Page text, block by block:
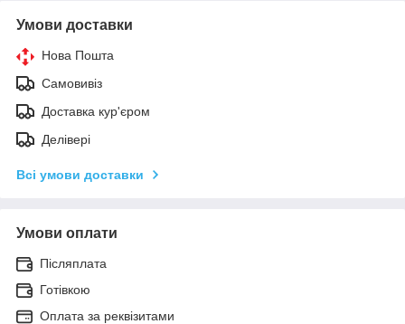
Умови доставки
Нова Пошта
Самовивіз
Доставка кур'єром
Делівері
Всі умови доставки
Умови оплати
Післяплата
Готівкою
Оплата за реквізитами